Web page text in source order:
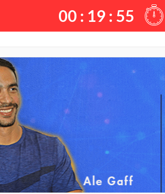
00 : 19 : 54